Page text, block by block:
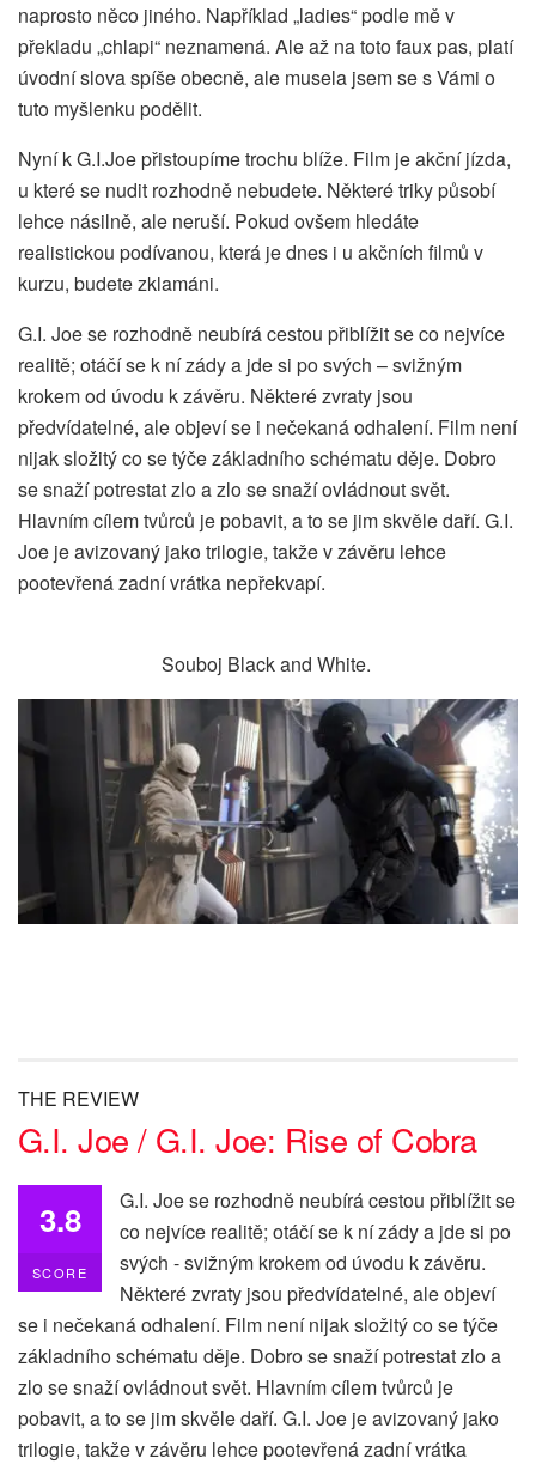
naprosto něco jiného. Například „ladies“ podle mě v
překladu „chlapi“ neznamená. Ale až na toto faux pas, platí
úvodní slova spíše obecně, ale musela jsem se s Vámi o
tuto myšlenku podělit.
Nyní k G.I.Joe přistoupíme trochu blíže. Film je akční jízda,
u které se nudit rozhodně nebudete. Některé triky působí
lehce násilně, ale neruší. Pokud ovšem hledáte
realistickou podívanou, která je dnes i u akčních filmů v
kurzu, budete zklamáni.
G.I. Joe se rozhodně neubírá cestou přiblížit se co nejvíce
realitě; otáčí se k ní zády a jde si po svých – svižným
krokem od úvodu k závěru. Některé zvraty jsou
předvídatelné, ale objeví se i nečekaná odhalení. Film není
nijak složitý co se týče základního schématu děje. Dobro
se snaží potrestat zlo a zlo se snaží ovládnout svět.
Hlavním cílem tvůrců je pobavit, a to se jim skvěle daří. G.I.
Joe je avizovaný jako trilogie, takže v závěru lehce
pootevřená zadní vrátka nepřekvapí.
Souboj Black and White.
THE REVIEW
G.I. Joe / G.I. Joe: Rise of Cobra
3.8
SCORE
G.I. Joe se rozhodně neubírá cestou přiblížit se
co nejvíce realitě; otáčí se k ní zády a jde si po
svých - svižným krokem od úvodu k závěru.
Některé zvraty jsou předvídatelné, ale objeví
se i nečekaná odhalení. Film není nijak složitý co se týče
základního schématu děje. Dobro se snaží potrestat zlo a
zlo se snaží ovládnout svět. Hlavním cílem tvůrců je
pobavit, a to se jim skvěle daří. G.I. Joe je avizovaný jako
trilogie, takže v závěru lehce pootevřená zadní vrátka